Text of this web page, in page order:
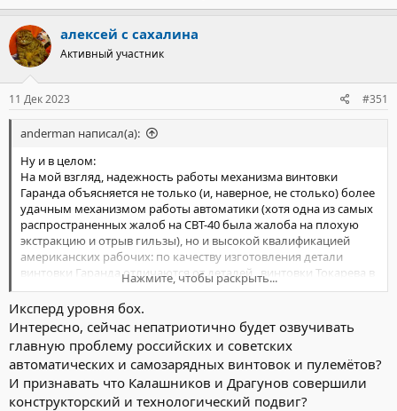
алексей с сахалина
Активный участник
11 Дек 2023 #351
anderman написал(а):
Ну и в целом:
На мой взгляд, надежность работы механизма винтовки
Гаранда объясняется не только (и, наверное, не столько) более
удачным механизмом работы автоматики (хотя одна из самых
распространенных жалоб на СВТ-40 была жалоба на плохую
экстракцию и отрыв гильзы), но и высокой квалификацией
американских рабочих: по качеству изготовления детали
винтовки Гаранда отличаются от деталей , винтовки Токарева в
гораздо лучшую сторону.
Нажмите, чтобы раскрыть...
Иксперд уровня бох.
Интересно, сейчас непатриотично будет озвучивать
главную проблему российских и советских
автоматических и самозарядных винтовок и пулемётов?
И признавать что Калашников и Драгунов совершили
конструкторский и технологический подвиг?